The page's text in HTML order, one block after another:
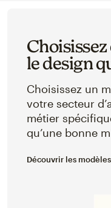
le design
Choisissez un
votre secteur
métier
qu’une bonne
Découvrir les modèles